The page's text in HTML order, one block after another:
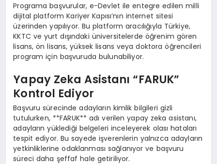
Programa başvurular, e-Devlet ile entegre edilen milli
dijital platform Kariyer Kapısı’nın internet sitesi
üzerinden yapılıyor. Bu platform aracılığıyla Türkiye,
KKTC ve yurt dışındaki üniversitelerde öğrenim gören
lisans, ön lisans, yüksek lisans veya doktora öğrencileri
program için başvuruda bulunabiliyor.
Yapay Zeka Asistanı “FARUK”
Kontrol Ediyor
Başvuru sürecinde adayların kimlik bilgileri gizli
tutulurken, **FARUK** adı verilen yapay zeka asistanı,
adayların yüklediği belgeleri inceleyerek olası hataları
tespit ediyor. Bu sayede işverenlerin yalnızca adayların
yetkinliklerine odaklanması sağlanıyor ve başvuru
süreci daha şeffaf hale getiriliyor.